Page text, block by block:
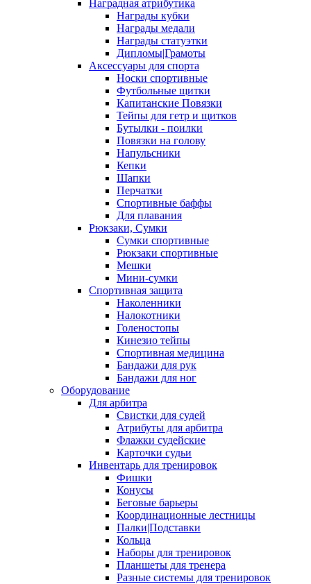
Наградная атрибутика
Награды кубки
Награды медали
Награды статуэтки
Дипломы|Грамоты
Аксессуары для спорта
Носки спортивные
Футбольные щитки
Капитанские Повязки
Тейпы для гетр и щитков
Бутылки - поилки
Повязки на голову
Напульсники
Кепки
Шапки
Перчатки
Спортивные баффы
Для плавания
Рюкзаки, Сумки
Сумки спортивные
Рюкзаки спортивные
Мешки
Мини-сумки
Спортивная защита
Наколенники
Налокотники
Голеностопы
Кинезио тейпы
Спортивная медицина
Бандажи для рук
Бандажи для ног
Оборудование
Для арбитра
Свистки для судей
Атрибуты для арбитра
Флажки судейские
Карточки судьи
Инвентарь для тренировок
Фишки
Конусы
Беговые барьеры
Координационные лестницы
Палки|Подставки
Кольца
Наборы для тренировок
Планшеты для тренера
Разные системы для тренировок